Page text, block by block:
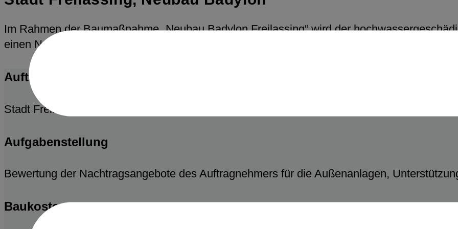
Im Rahmen der Baumaßnahme „Neubau Badylon Freilassing“ wird der
einen Neubau ersetzt.
Auftraggeber
Stadt Freilassing
Aufgabenstellung
Bewertung der Nachtragsangebote des Auftragnehmers für die Außenanlagen,
Baukosten